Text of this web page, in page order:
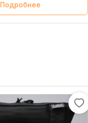
Подробнее